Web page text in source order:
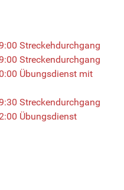
Streckehdurchgang
Streckendurchgang
Übungsdienst mit
Streckendurchgang
Übungsdienst